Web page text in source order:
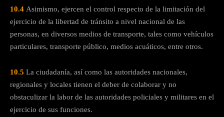
10.4 Asimismo, ejercen el control respecto de la limitación del
ejercicio de la libertad de tránsito a nivel nacional de las
personas, en diversos medios de transporte, tales como vehículos
particulares, transporte público, medios acuáticos, entre otros.
10.5 La ciudadanía, así como las autoridades nacionales,
regionales y locales tienen el deber de colaborar y no
obstaculizar la labor de las autoridades policiales y militares en el
ejercicio de sus funciones.